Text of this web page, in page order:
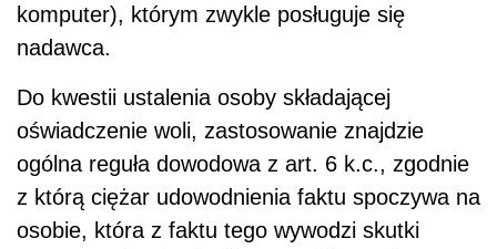
komputer), którym zwykle posługuje się
nadawca.
Do kwestii ustalenia osoby składającej
oświadczenie woli, zastosowanie znajdzie
ogólna reguła dowodowa z art. 6 k.c., zgodnie
z którą ciężar udowodnienia faktu spoczywa na
osobie, która z faktu tego wywodzi skutki